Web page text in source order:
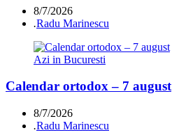
8/7/2026
.Radu Marinescu
Azi in Bucuresti
Calendar ortodox – 7 august
8/7/2026
.Radu Marinescu